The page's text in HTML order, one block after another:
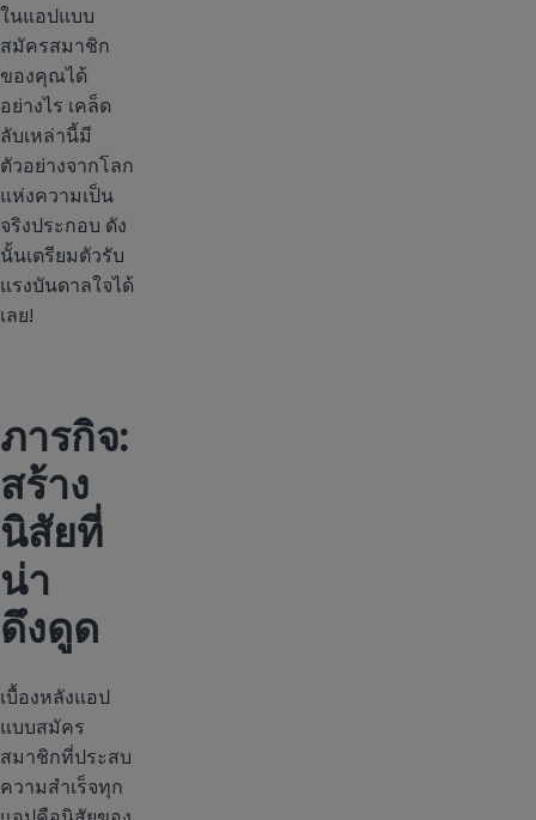
ในแอปแบบ
สมัครสมาชิก
ของคุณได้
อย่างไร เคล็ด
ลับเหล่านี้มี
ตัวอย่างจากโลก
แห่งความเป็น
จริงประกอบ ดัง
นั้นเตรียมตัวรับ
แรงบันดาลใจได้
เลย!
ภารกิจ:
สร้าง
นิสัยที่
น่า
ดึงดูด
เบื้องหลังแอป
แบบสมัคร
สมาชิกที่ประสบ
ความสำเร็จทุก